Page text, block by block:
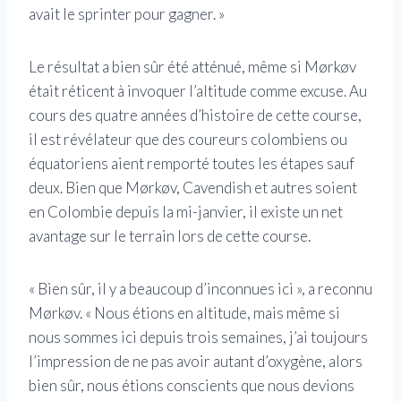
avait le sprinter pour gagner. »
Le résultat a bien sûr été atténué, même si Mørkøv
était réticent à invoquer l’altitude comme excuse. Au
cours des quatre années d’histoire de cette course,
il est révélateur que des coureurs colombiens ou
équatoriens aient remporté toutes les étapes sauf
deux. Bien que Mørkøv, Cavendish et autres soient
en Colombie depuis la mi-janvier, il existe un net
avantage sur le terrain lors de cette course.
« Bien sûr, il y a beaucoup d’inconnues ici », a reconnu
Mørkøv. « Nous étions en altitude, mais même si
nous sommes ici depuis trois semaines, j’ai toujours
l’impression de ne pas avoir autant d’oxygène, alors
bien sûr, nous étions conscients que nous devions